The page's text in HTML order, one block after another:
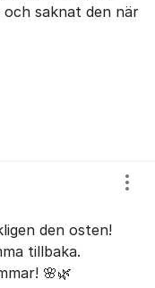
saknat den när
den osten!
tillbaka.
🌸🌿